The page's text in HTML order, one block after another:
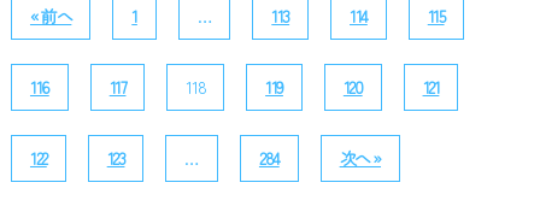
« 前へ 1 … 113 114 115
116 117 118 119 120 121
122 123 … 284 次へ »